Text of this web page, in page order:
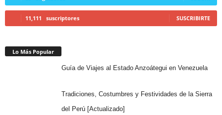
11,111 suscriptores SUSCRIBIRTE
Lo Más Popular
Guía de Viajes al Estado Anzoátegui en Venezuela
Tradiciones, Costumbres y Festividades de la Sierra
del Perú [Actualizado]